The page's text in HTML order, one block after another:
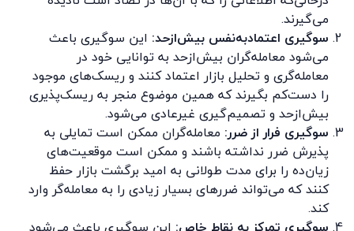
می‌گیرند.
سوگیری اعتمادبه‌نفس بیش‌ازحد: این سوگیری باعث
می‌شود معامله‌گران بیش‌ازحد به توانایی خود در
معامله‌گری و تحلیل بازار اعتماد کنند و ریسک‌های موجود
را دست‌کم بگیرند که همین موضوع منجر به ریسک‌پذیری
بیش‌ازحد و تصمیم‌گیری غیرعادی می‌شود.
سوگیری فرار از ضرر: معامله‌گران ممکن است تمایلی به
پذیرش ضرر نداشته باشند و ممکن است موقعیت‌های
زیان‌ده را برای مدت طولانی به امید برگشت بازار حفظ
کنند که می‌تواند ضررهای بسیار زیادی را به معامله‌گر وارد
کند.